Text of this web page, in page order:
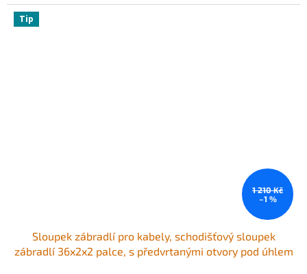
Tip
1 210 Kč
–1 %
Sloupek zábradlí pro kabely, schodišťový sloupek
zábradlí 36x2x2 palce, s předvrtanými otvory pod úhlem